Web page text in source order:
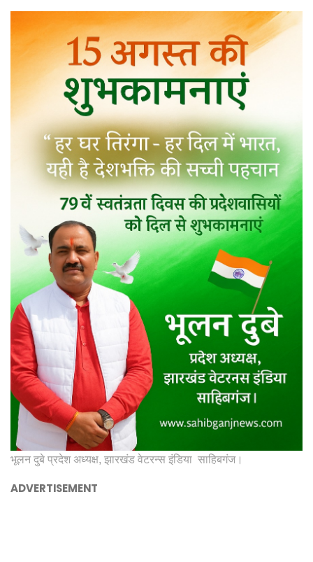
भूलन दुबे प्रदेश अध्यक्ष, झारखंड वेटरन्स इंडिया साहिबगंज।
ADVERTISEMENT